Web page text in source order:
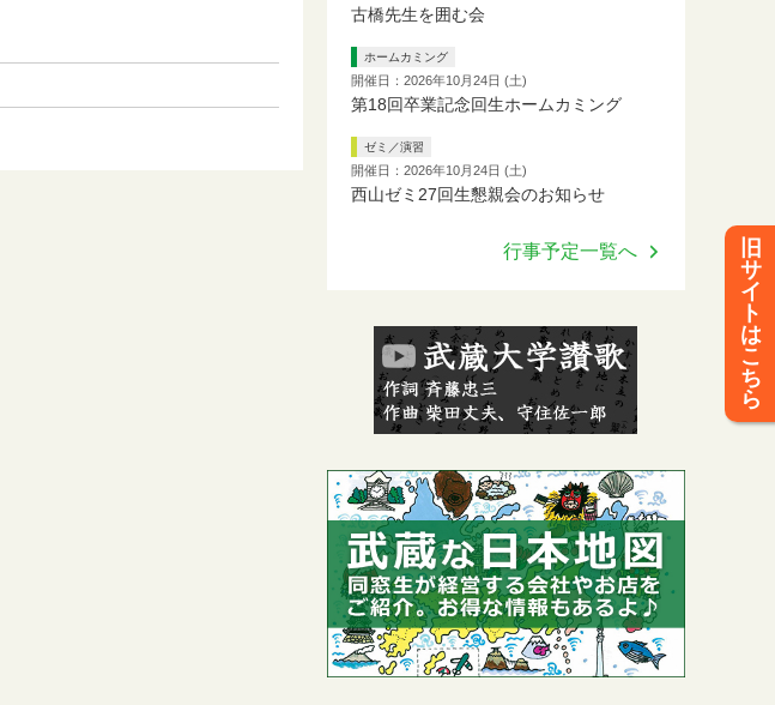
古橋先生を囲む会
ホームカミング
開催日：2026年10月24日 (土)
第18回卒業記念回生ホームカミング
ゼミ／演習
開催日：2026年10月24日 (土)
西山ゼミ27回生懇親会のお知らせ
行事予定一覧へ
旧
サ
イ
ト
は
こ
ち
ら